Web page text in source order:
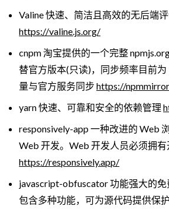
Valine 快速、简洁且高效的无后端
https://valine.js.org/
cnpm 淘宝提供的一个完整
替官方版本(只读)，同步频率目前
量与官方服务同步 https://
yarn 快速、可靠和安全的依赖管理
responsively-app 一种改进的 Web
Web 开发。Web 开发人员必须拥
https://responsively.app/
javascript-obfuscator 功能强大的免
包含多种功能，可为源代码提供保护